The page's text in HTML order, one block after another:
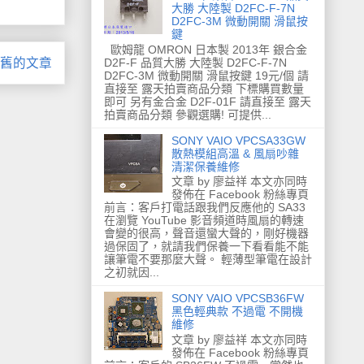
的文章
大勝 大陸製 D2FC-F-7N
D2FC-3M 微動開關 滑鼠按
鍵
歐姆龍 OMRON 日本製 2013年 銀合金
D2F-F 品質大勝 大陸製 D2FC-F-7N
D2FC-3M 微動開關 滑鼠按鍵 19元/個 請
直接至 露天拍賣商品分類 下標購買數量
即可 另有金合金 D2F-01F 請直接至 露天
拍賣商品分類 參觀選購! 可提供...
SONY VAIO VPCSA33GW
散熱模組高溫 & 風扇吵雜
清潔保養維修
文章 by 廖益祥 本文亦同時
發佈在 Facebook 粉絲專頁
前言：客戶打電話跟我們反應他的 SA33
在瀏覽 YouTube 影音頻道時風扇的轉速
會變的很高，聲音還蠻大聲的，剛好機器
過保固了，就請我們保養一下看看能不能
讓筆電不要那麼大聲。 輕薄型筆電在設計
之初就因...
SONY VAIO VPCSB36FW
黑色輕典款 不過電 不開機
維修
文章 by 廖益祥 本文亦同時
發佈在 Facebook 粉絲專頁